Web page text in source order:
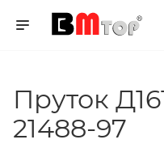
Пруток
21488-97